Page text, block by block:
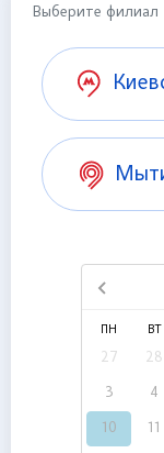
Выберите филиал
ПН ВТ
27 28
3 4
10 11